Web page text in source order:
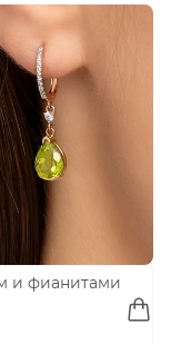
Просмотреть
и фианитами